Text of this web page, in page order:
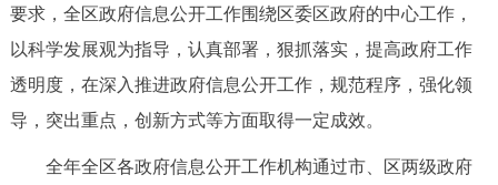
政策兑现 政策解读 回应关切
决策公开 专题公开
政务服务
要求，全区政府信息公开工作围绕区委区政府的中心工作，
以科学发展观为指导，认真部署，狠抓落实，提高政府工作
透明度，在深入推进政府信息公开工作，规范程序，强化领
导，突出重点，创新方式等方面取得一定成效。
全年全区各政府信息公开工作机构通过市、区两级政府